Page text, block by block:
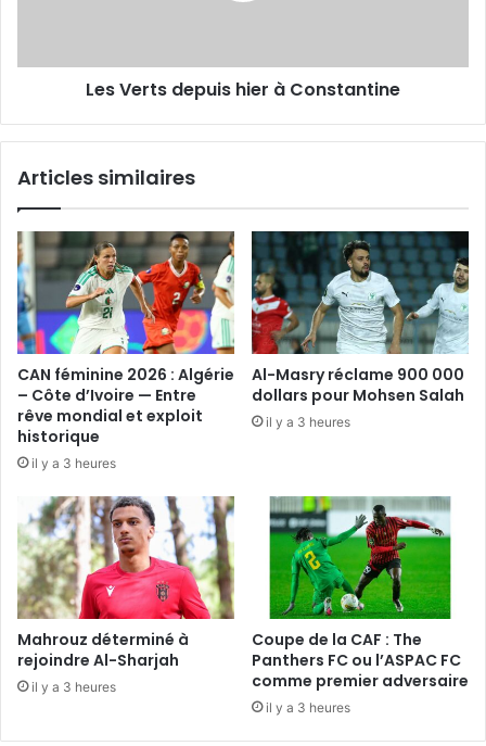
Les Verts depuis hier à Constantine
Articles similaires
CAN féminine 2026 : Algérie
– Côte d’Ivoire — Entre
rêve mondial et exploit
historique
il y a 3 heures
Al-Masry réclame 900 000
dollars pour Mohsen Salah
il y a 3 heures
Mahrouz déterminé à
rejoindre Al-Sharjah
il y a 3 heures
Coupe de la CAF : The
Panthers FC ou l’ASPAC FC
comme premier adversaire
il y a 3 heures